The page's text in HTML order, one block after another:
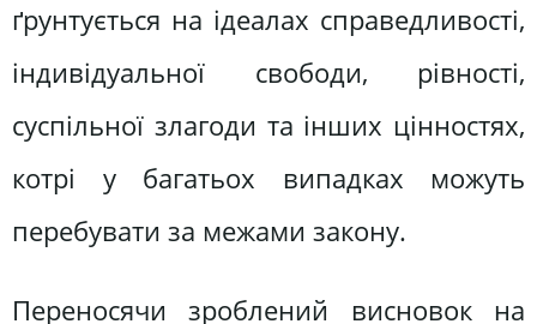
ґрунтується на ідеалах справедливості,
індивідуальної свободи, рівності,
суспільної злагоди та інших цінностях,
котрі у багатьох випадках можуть
перебувати за межами закону.
Переносячи зроблений висновок на